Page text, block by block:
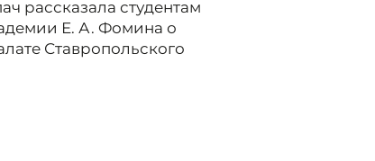
рассказала студентам
Е. А. Фомина о
Ставропольского